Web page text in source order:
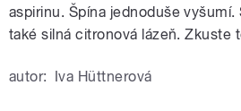
aspirinu. Špína jednoduše
také silná citronová lázeň. Zkuste
autor: Iva Hüttnerová